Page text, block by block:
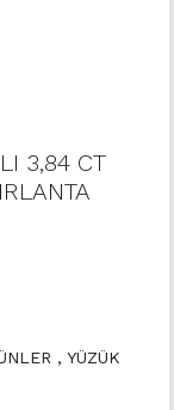
3,84 CT
, YÜZÜK